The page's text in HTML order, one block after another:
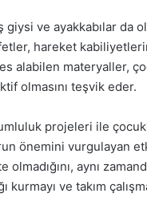
giysi ve ayakkabılar da
hareket
alabilen materyaller,
olmasını teşvik eder.
projeleri ile
önemini vurgulayan
olmadığını, aynı
kurmayı ve takım